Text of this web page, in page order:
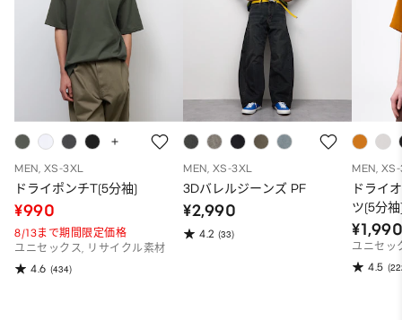
MEN, XS-3XL
ドライポンチT(5分袖)
¥990
8/13まで期間限定価格
ユニセックス, リサイクル素材
4.6 (434)
MEN, XS-3XL
3Dバレルジーンズ PF
¥2,990
4.2 (33)
MEN,
ドライ
ツ(5分
ユニセッ
4.5